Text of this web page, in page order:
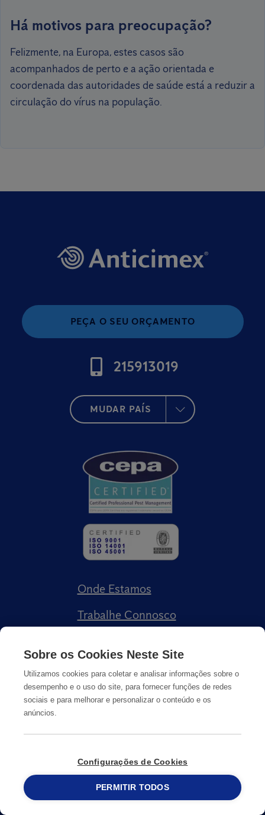
Há motivos para preocupação?
Felizmente, na Europa, estes casos são
acompanhados de perto e a ação orientada e
coordenada das autoridades de saúde está a reduzir a
circulação do vírus na população.
PEÇA O SEU ORÇAMENTO
215913019
MUDAR PAÍS
Onde Estamos
Trabalhe Connosco
Informação Legal
© Copyright2026Anticimex
215 913 019
Sobre os Cookies Neste Site
Utilizamos cookies para coletar e analisar informações sobre o
desempenho e o uso do site, para fornecer funções de redes
sociais e para melhorar e personalizar o conteúdo e os
anúncios.
Configurações de Cookies
PERMITIR TODOS